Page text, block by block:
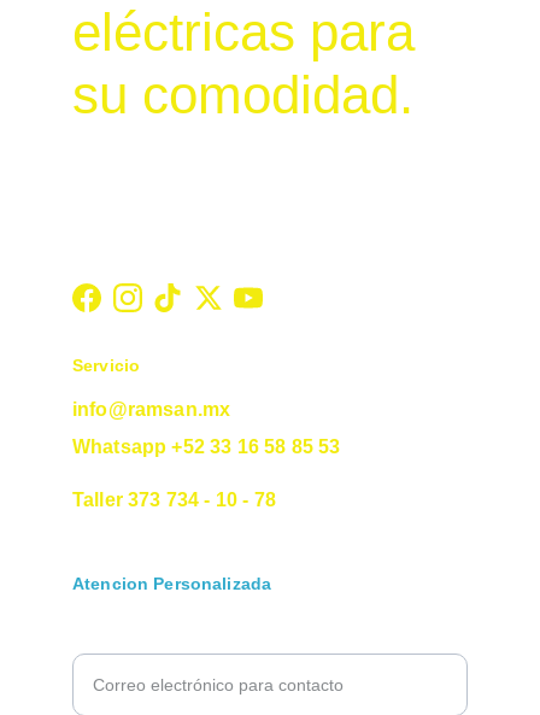
eléctricas para
su comodidad.
Servicio
Atencion Personalizada
info@ramsan.mx
Whatsapp +52 33 16 58 85 53
Taller 373 734 - 10 - 78